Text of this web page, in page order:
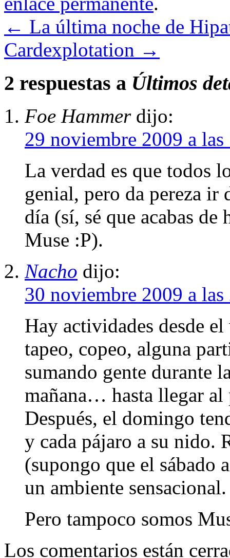
← La última noche de
Cardexplotation →
2 respuestas a Últimos
Foe Hammer dijo:
29 noviembre 2009 a
La verdad es que todos
genial, pero da pereza ir
día (sí, sé que acabas
Muse :P).
Nacho dijo:
30 noviembre 2009 a
Hay actividades desde
tapeo, copeo, alguna
sumando gente durante
mañana… hasta llegar
Después, el domingo
y cada pájaro a su nido.
(supongo que el sábado
un ambiente sensacional.
Pero tampoco somos
Los comentarios están